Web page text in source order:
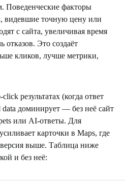
Поведенческие факторы
видевшие точную цену или
с сайта, увеличивая время
отказов. Это создаёт
кликов, лучше метрики,
результатах (когда ответ
data доминирует — без неё сайт
или AI-ответы. Для
карточки в Maps, где
выше. Таблица ниже
и без неё: